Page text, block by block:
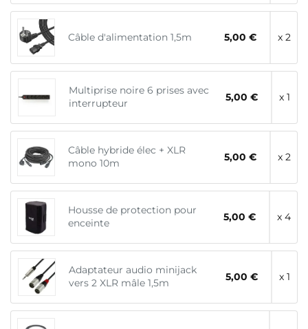
Câble d'alimentation 1,5m 5,00 € x 2
Multiprise noire 6 prises avec
interrupteur
5,00 € x 1
Câble hybride élec + XLR
mono 10m
5,00 € x 2
Housse de protection pour
enceinte
5,00 € x 4
Adaptateur audio minijack
vers 2 XLR mâle 1,5m
5,00 € x 1